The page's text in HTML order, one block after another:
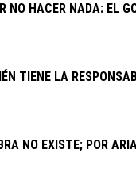
PÚBLICOS
TAXIS Y
NO HACER NADA: EL
TIENE LA
NO EXISTE; POR